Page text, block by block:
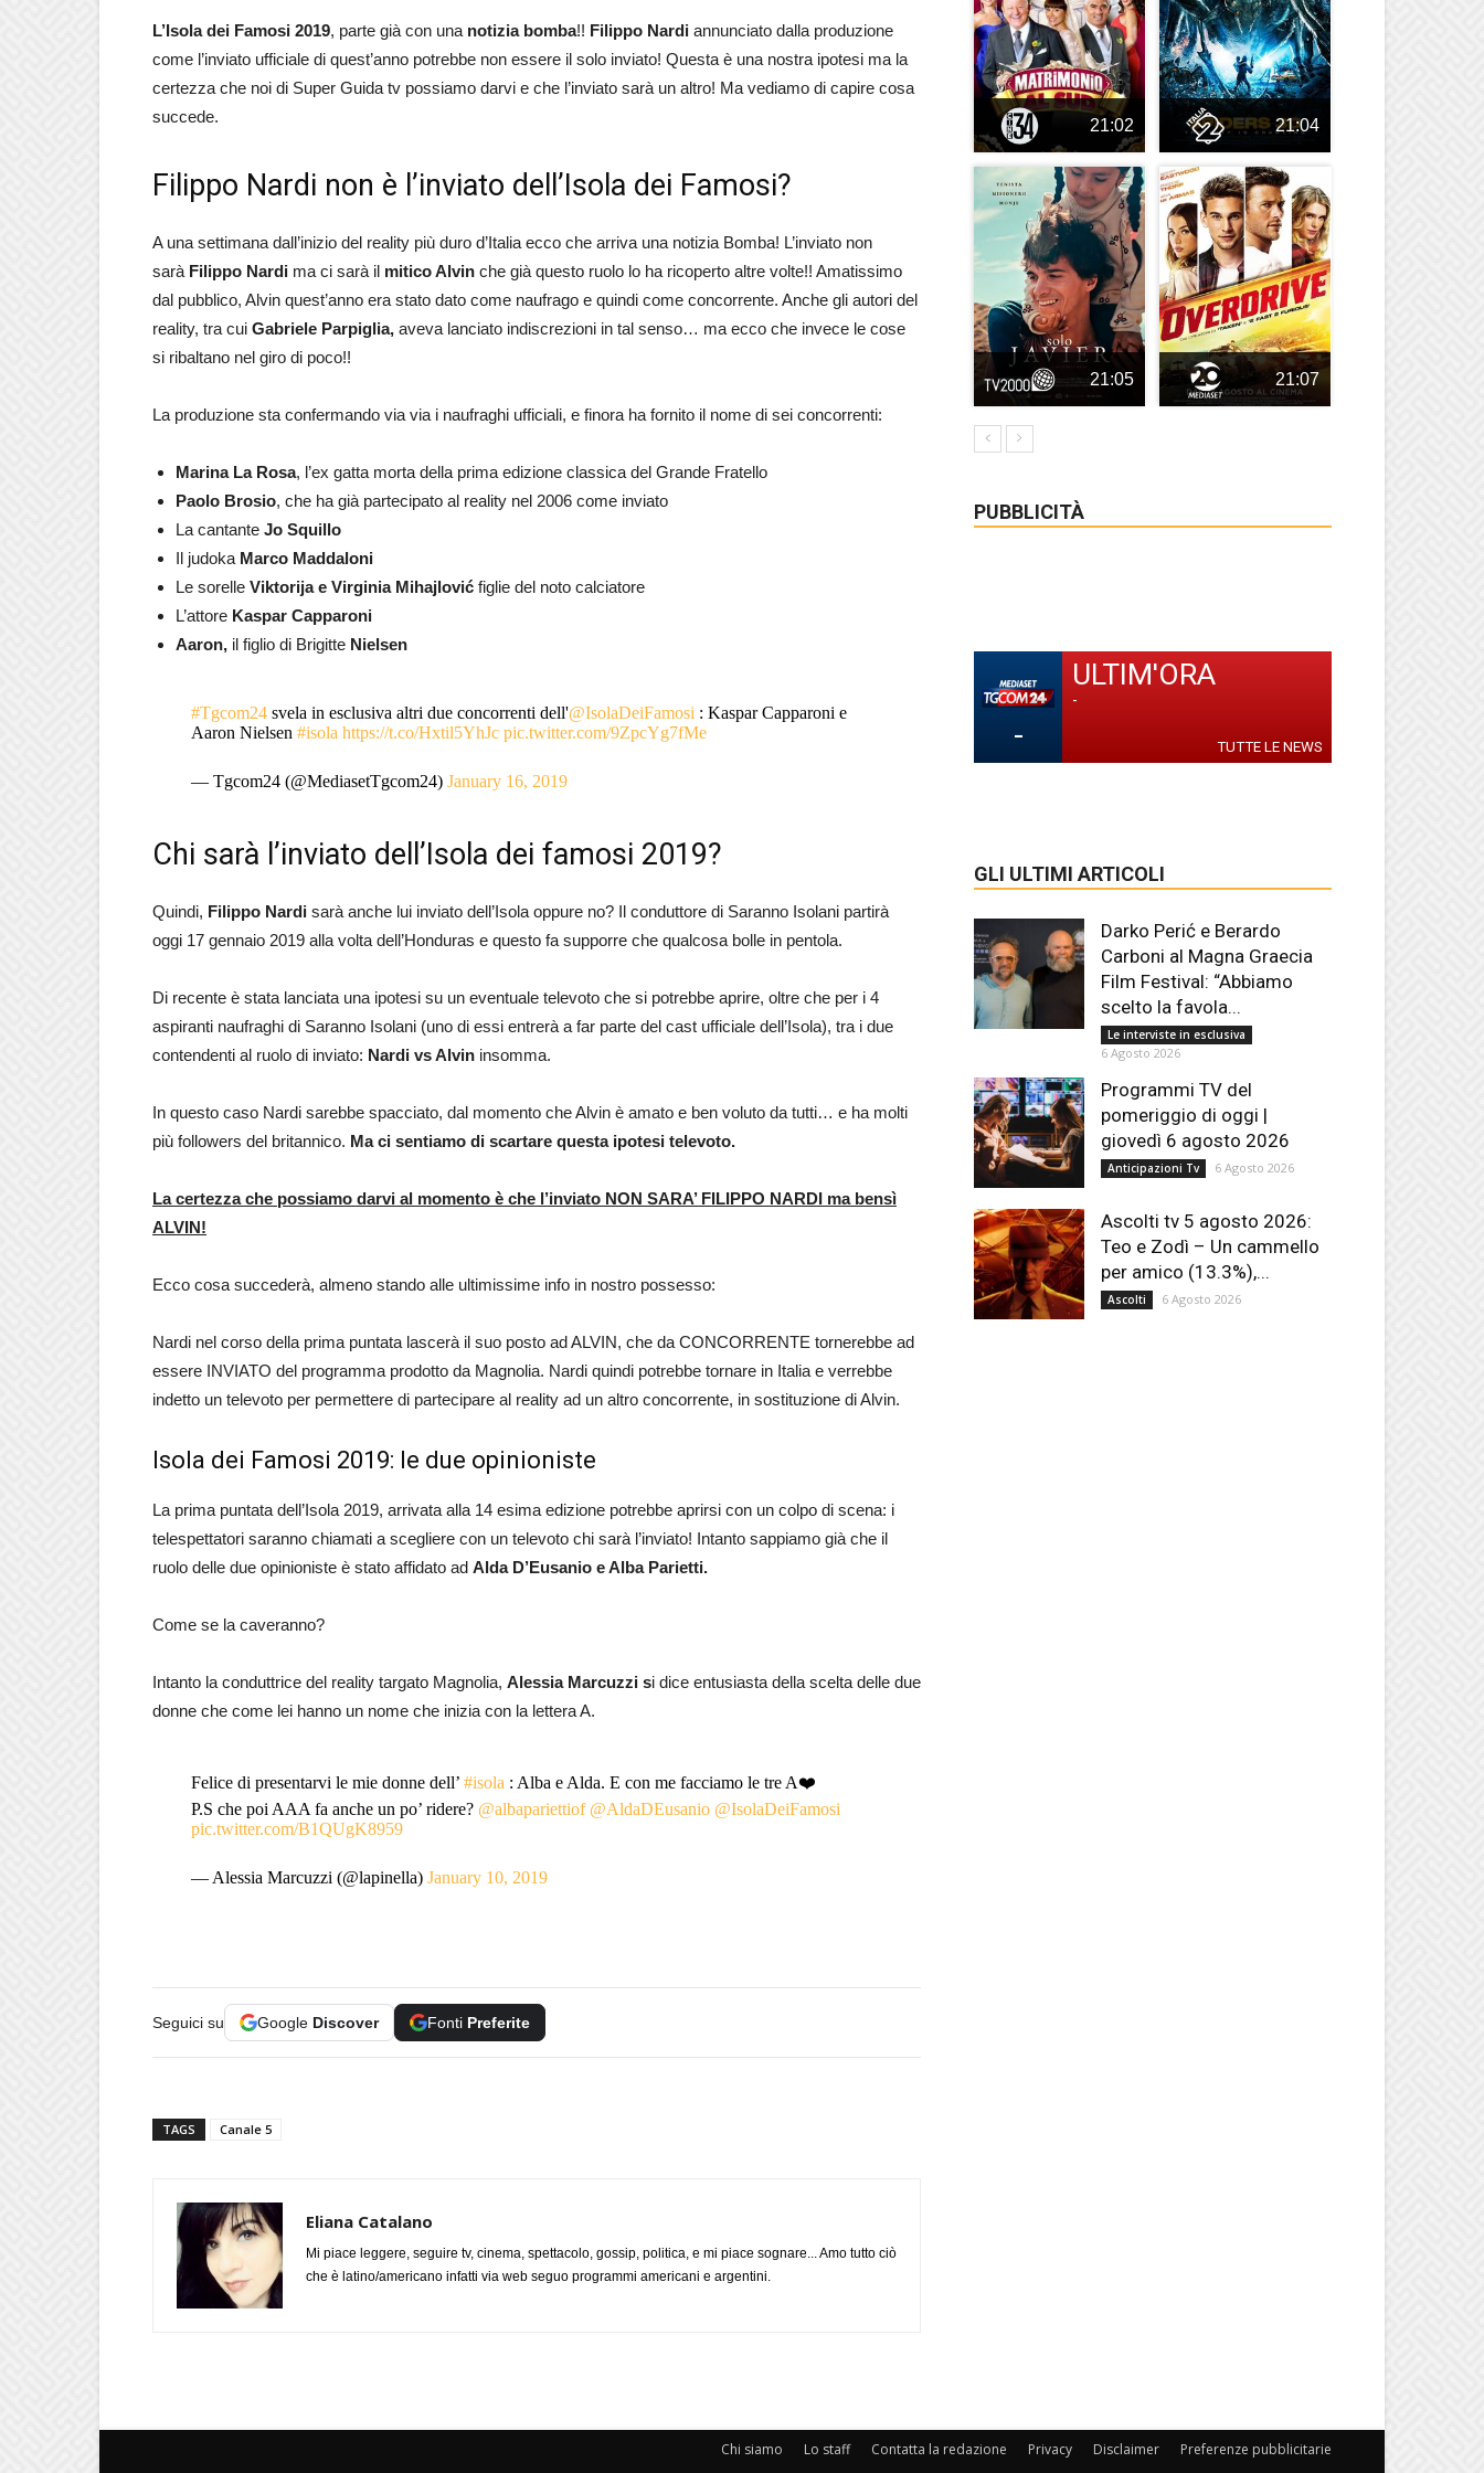
L’Isola dei Famosi 2019, parte già con una notizia bomba!! Filippo Nardi annunciato dalla produzione
come l’inviato ufficiale di quest’anno potrebbe non essere il solo inviato! Questa è una nostra ipotesi ma la
certezza che noi di Super Guida tv possiamo darvi e che l’inviato sarà un altro! Ma vediamo di capire cosa
succede.
Filippo Nardi non è l’inviato dell’Isola dei Famosi?
A una settimana dall’inizio del reality più duro d’Italia ecco che arriva una notizia Bomba! L’inviato non
sarà Filippo Nardi ma ci sarà il mitico Alvin che già questo ruolo lo ha ricoperto altre volte!! Amatissimo
dal pubblico, Alvin quest’anno era stato dato come naufrago e quindi come concorrente. Anche gli autori del
reality, tra cui Gabriele Parpiglia, aveva lanciato indiscrezioni in tal senso… ma ecco che invece le cose
si ribaltano nel giro di poco!!
La produzione sta confermando via via i naufraghi ufficiali, e finora ha fornito il nome di sei concorrenti:
Marina La Rosa, l’ex gatta morta della prima edizione classica del Grande Fratello
Paolo Brosio, che ha già partecipato al reality nel 2006 come inviato
La cantante Jo Squillo
Il judoka Marco Maddaloni
Le sorelle Viktorija e Virginia Mihajlović figlie del noto calciatore
L’attore Kaspar Capparoni
Aaron, il figlio di Brigitte Nielsen
#Tgcom24svela in esclusiva altri due concorrenti dell'@IsolaDeiFamosi : Kaspar Capparoni e
Aaron Nielsen #isola https://t.co/Hxtil5YhJc pic.twitter.com/9ZpcYg7fMe
— Tgcom24 (@MediasetTgcom24) January 16, 2019
Chi sarà l’inviato dell’Isola dei famosi 2019?
Quindi, Filippo Nardi sarà anche lui inviato dell’Isola oppure no? Il conduttore di Saranno Isolani partirà
oggi 17 gennaio 2019 alla volta dell’Honduras e questo fa supporre che qualcosa bolle in pentola.
Di recente è stata lanciata una ipotesi su un eventuale televoto che si potrebbe aprire, oltre che per i 4
aspiranti naufraghi di Saranno Isolani (uno di essi entrerà a far parte del cast ufficiale dell’Isola), tra i due
contendenti al ruolo di inviato: Nardi vs Alvin insomma.
In questo caso Nardi sarebbe spacciato, dal momento che Alvin è amato e ben voluto da tutti… e ha molti
più followers del britannico. Ma ci sentiamo di scartare questa ipotesi televoto.
La certezza che possiamo darvi al momento è che l’inviato NON SARA’ FILIPPO NARDI ma bensì
ALVIN!
Ecco cosa succederà, almeno stando alle ultimissime info in nostro possesso:
Nardi nel corso della prima puntata lascerà il suo posto ad ALVIN, che da CONCORRENTE tornerebbe ad
essere INVIATO del programma prodotto da Magnolia. Nardi quindi potrebbe tornare in Italia e verrebbe
indetto un televoto per permettere di partecipare al reality ad un altro concorrente, in sostituzione di Alvin.
Isola dei Famosi 2019: le due opinioniste
La prima puntata dell’Isola 2019, arrivata alla 14 esima edizione potrebbe aprirsi con un colpo di scena: i
telespettatori saranno chiamati a scegliere con un televoto chi sarà l’inviato! Intanto sappiamo già che il
ruolo delle due opinioniste è stato affidato ad Alda D’Eusanio e Alba Parietti.
Come se la caveranno?
Intanto la conduttrice del reality targato Magnolia, Alessia Marcuzzi si dice entusiasta della scelta delle due
donne che come lei hanno un nome che inizia con la lettera A.
Felice di presentarvi le mie donne dell’ #isola : Alba e Alda. E con me facciamo le tre A❤️
P.S che poi AAA fa anche un po’ ridere? @albapariettiof @AldaDEusanio @IsolaDeiFamosi
pic.twitter.com/B1QUgK8959
— Alessia Marcuzzi (@lapinella) January 10, 2019
Seguici su Google Discover Fonti Preferite
TAGS Canale 5
Eliana Catalano
Mi piace leggere, seguire tv, cinema, spettacolo, gossip, politica, e mi piace sognare... Amo tutto ciò
che è latino/americano infatti via web seguo programmi americani e argentini.
21:02 21:04
21:05 21:07
PUBBLICITÀ
-
ULTIM'ORA
-
TUTTE LE NEWS
GLI ULTIMI ARTICOLI
Darko Perić e Berardo
Carboni al Magna Graecia
Film Festival: “Abbiamo
scelto la favola...
Le interviste in esclusiva
6 Agosto 2026
Programmi TV del
pomeriggio di oggi |
giovedì 6 agosto 2026
Anticipazioni Tv 6 Agosto 2026
Ascolti tv 5 agosto 2026:
Teo e Zodì – Un cammello
per amico (13.3%),...
Ascolti 6 Agosto 2026
Chi siamo Lo staff Contatta la redazione Privacy Disclaimer Preferenze pubblicitarie